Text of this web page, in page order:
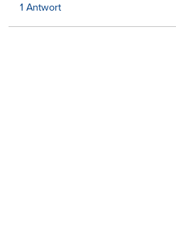
1 Antwort